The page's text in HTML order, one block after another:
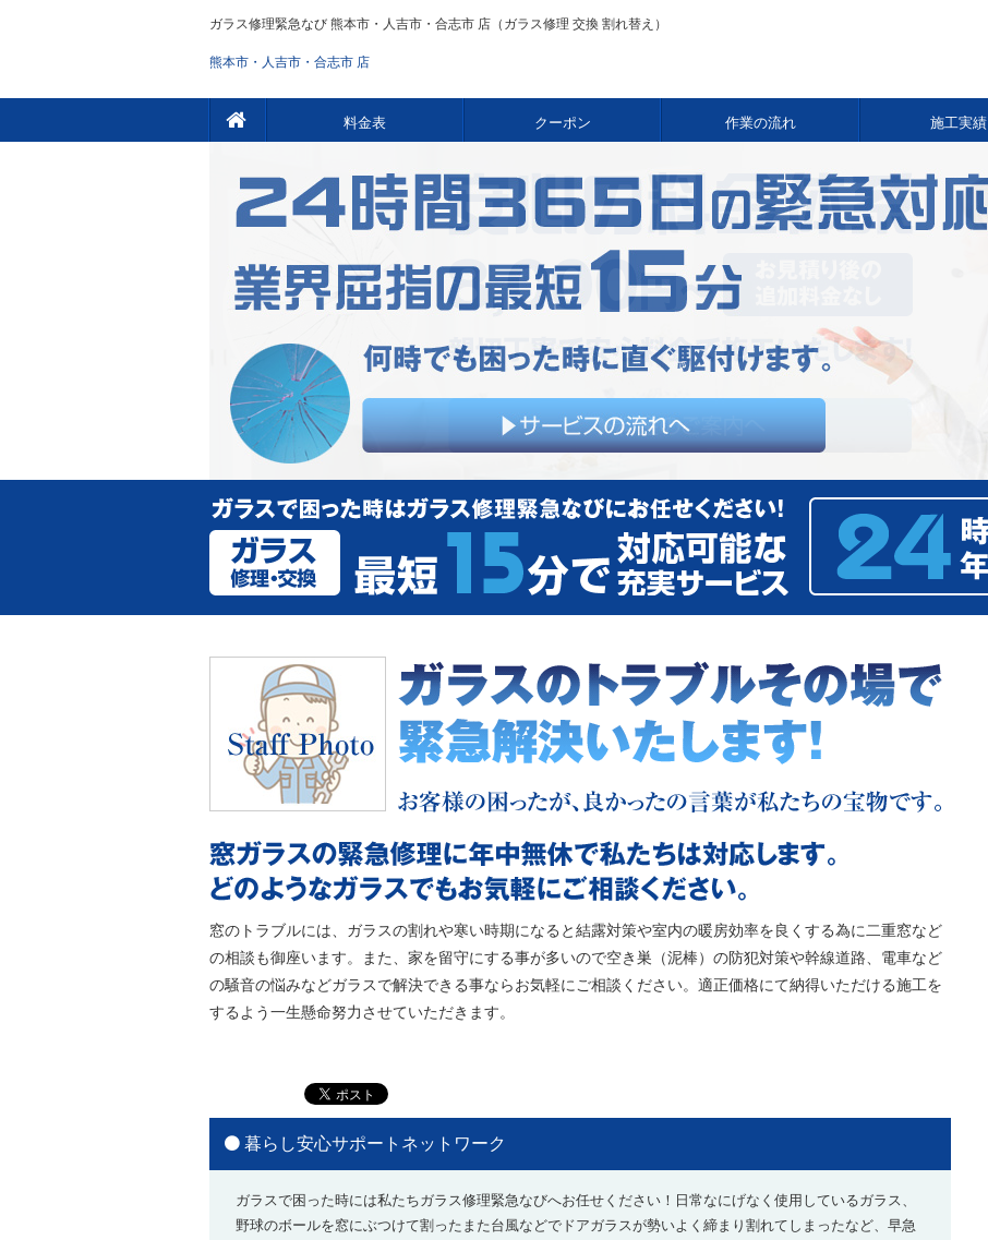
ガラス修理緊急なび 熊本市・人吉市・合志市 店（ガラス修理 交換 割れ替え）
熊本市・人吉市・合志市 店
料金表 クーポン 作業の流れ 施工実績
窓のトラブルには、ガラスの割れや寒い時期になると結露対策や室内の暖房効率を良くする為に二重窓など
の相談も御座います。また、家を留守にする事が多いので空き巣（泥棒）の防犯対策や幹線道路、電車など
の騒音の悩みなどガラスで解決できる事ならお気軽にご相談ください。適正価格にて納得いただける施工を
するよう一生懸命努力させていただきます。
暮らし安心サポートネットワーク
ガラスで困った時には私たちガラス修理緊急なびへお任せください！日常なにげなく使用しているガラス、
野球のボールを窓にぶつけて割ったまた台風などでドアガラスが勢いよく締まり割れてしまったなど、早急